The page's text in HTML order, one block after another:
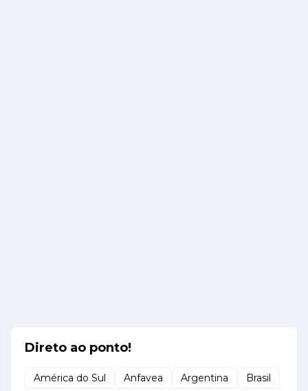
Direto ao ponto!
América do Sul Anfavea Argentina
Brasil